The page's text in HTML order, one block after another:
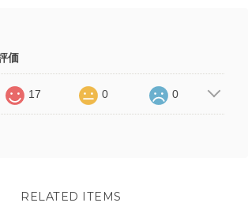
価
17 0 0
RELATED ITEMS